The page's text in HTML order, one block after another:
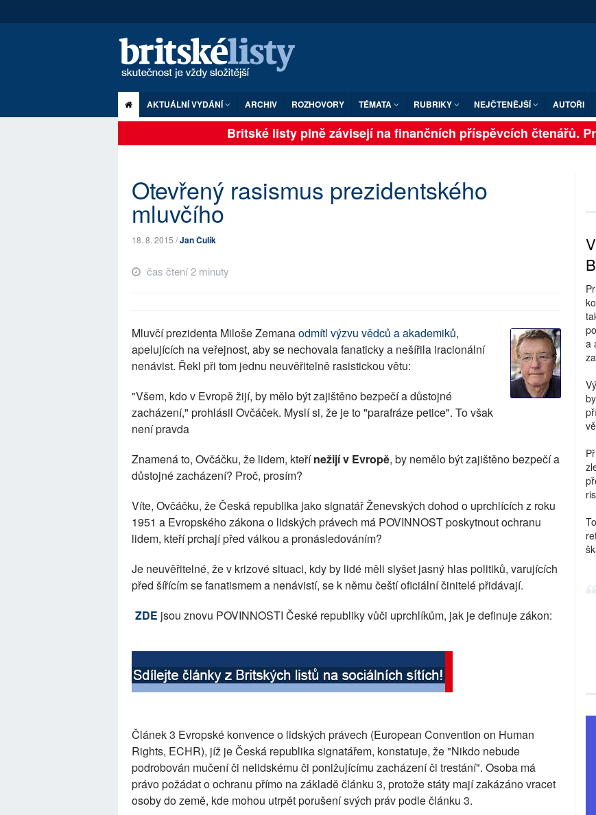
AKTUÁLNÍ VYDÁNÍ ARCHIV ROZHOVORY TÉMATA RUBRIKY NEJČTENĚJŠÍ AUTOŘI
Britské listy plně závisejí na finančních příspěvcích čtenářů.
Otevřený rasismus prezidentského
mluvčího
18. 8. 2015 /Jan Čulík
čas čtení 2 minuty
Mluvčí prezidenta Miloše Zemanaodmítl výzvu vědců a akademiků,
apelujících na veřejnost, aby se nechovala fanaticky a nešířila iracionální
nenávist. Řekl při tom jednu neuvěřitelně rasistickou větu:
"Všem, kdo v Evropě žijí, by mělo být zajištěno bezpečí a důstojné
zacházení," prohlásil Ovčáček. Myslí si, že je to "parafráze petice". To však
není pravda
Znamená to, Ovčáčku, že lidem, kteřínežijí v Evropě, by nemělo být zajištěno bezpečí a
důstojné zacházení? Proč, prosím?
Víte, Ovčáčku, že Česká republika jako signatář Ženevských dohod o uprchlících z roku
1951 a Evropského zákona o lidských právech má POVINNOST poskytnout ochranu
lidem, kteří prchají před válkou a pronásledováním?
Je neuvěřitelné, že v krizové situaci, kdy by lidé měli slyšet jasný hlas politiků, varujících
před šířícím se fanatismem a nenávistí, se k němu čeští oficiální činitelé přidávají.
ZDE jsou znovu POVINNOSTI České republiky vůči uprchlíkům, jak je definuje zákon:
Článek 3 Evropské konvence o lidských právech (European Convention on Human
Rights, ECHR), jíž je Česká republika signatářem, konstatuje, že "Nikdo nebude
podrobován mučení či nelidskému či ponižujícímu zacházení či trestání". Osoba má
právo požádat o ochranu přímo na základě článku 3, protože státy mají zakázáno vracet
osoby do země, kde mohou utrpět porušení svých práv podle článku 3.
a